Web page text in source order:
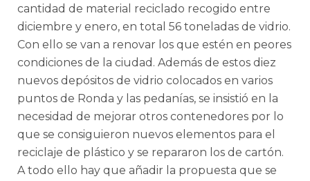
cantidad de material reciclado recogido entre
diciembre y enero, en total 56 toneladas de vidrio.
Con ello se van a renovar los que estén en peores
condiciones de la ciudad. Además de estos diez
nuevos depósitos de vidrio colocados en varios
puntos de Ronda y las pedanías, se insistió en la
necesidad de mejorar otros contenedores por lo
que se consiguieron nuevos elementos para el
reciclaje de plástico y se repararon los de cartón.
A todo ello hay que añadir la propuesta que se